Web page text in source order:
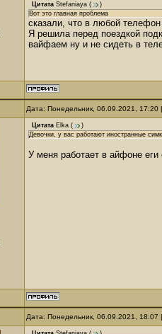
Цитата Stefaniaya (
)
Вот это главная проблема
сказали, что в любой
Я решила перед поездкой
вайфаем ну и не сидеть в
Дата: Понедельник, 06.09.2021,
Цитата Elka (
)
Девочки, у вас работают иностранные
У меня работает в айфоне еги
Дата: Понедельник, 06.09.2021,